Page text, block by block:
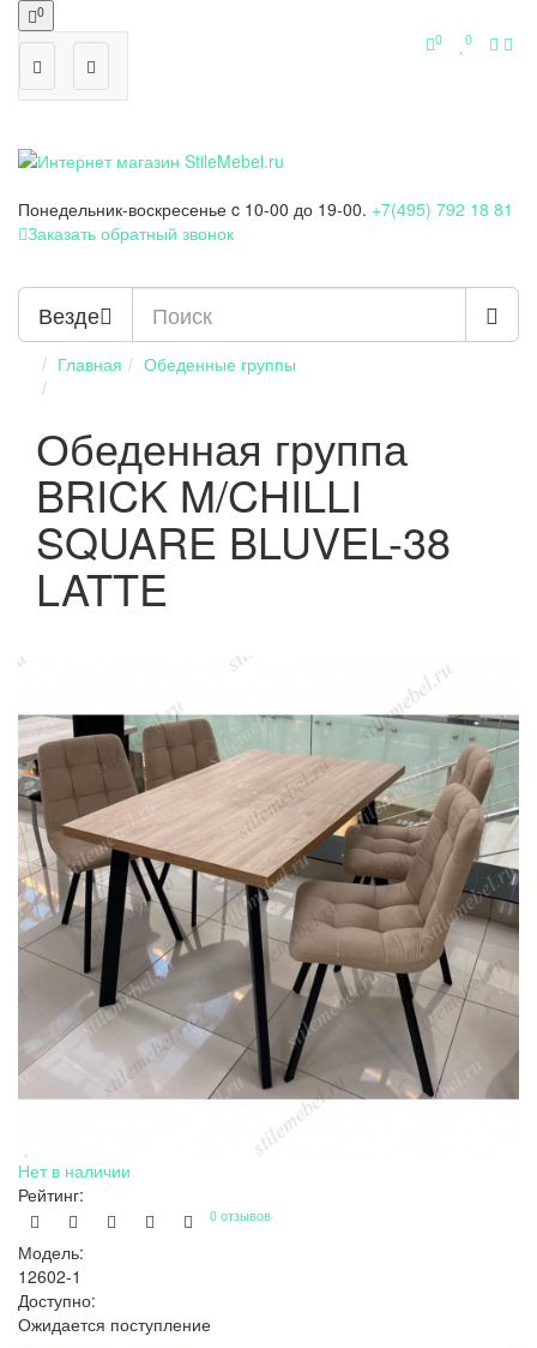
0
0
0
Понедельник-воскресенье c 10-00 до 19-00. +7(495) 792 18 81
Заказать обратный звонок
Везде
Главная Обеденные группы
Обеденная группа
BRICK M/CHILLI
SQUARE BLUVEL-38
LATTE
Нет в наличии
Рейтинг:
0 отзывов
Модель:
12602-1
Доступно:
Ожидается поступление